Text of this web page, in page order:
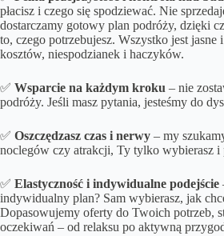
płacisz i czego się spodziewać. Nie
dostarczamy gotowy plan podróży, dzięki
to, czego potrzebujesz. Wszystko jest
kosztów, niespodzianek i haczyków.
✅ Wsparcie na każdym kroku – nie
podróży. Jeśli masz pytania, jesteśmy do
✅ Oszczędzasz czas i nerwy – my
noclegów czy atrakcji, Ty tylko wybierasz i
✅ Elastyczność i indywidualne podejście
indywidualny plan? Sam wybierasz, jak
Dopasowujemy oferty do Twoich potrzeb,
oczekiwań – od relaksu po aktywną